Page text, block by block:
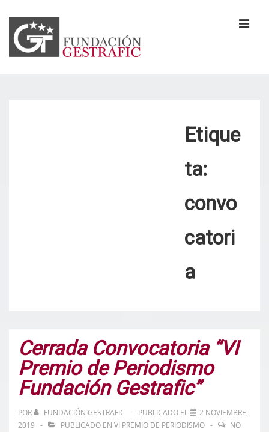
Saltar
contenido
principal
Etique
ta:
convo
catori
a
Cerrada Convocatoria “VI
Premio de Periodismo
Fundación Gestrafic”
POR FUNDACIÓN GESTRAFIC PUBLICADO EL
2 NOVIEMBRE,
2019
PUBLICADO EN VI PREMIO DE PERIODISMO
NO